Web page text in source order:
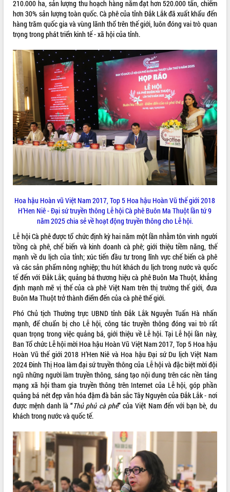
210.000 ha, sản lượng thu hoạch hàng năm đạt hơn 520.000 tấn, chiếm
hơn 30% sản lượng toàn quốc. Cà phê của tỉnh Đắk Lắk đã xuất khẩu đến
hàng trăm quốc gia và vùng lãnh thổ trên thế giới, luôn đóng vai trò quan
trọng trong phát triển kinh tế - xã hội của tỉnh.
Hoa hậu Hoàn vũ Việt Nam 2017, Top 5 Hoa hậu Hoàn Vũ thế giới 2018
H’Hen Niê - Đại sứ truyền thông Lễ hội Cà phê Buôn Ma Thuột lần tứ 9
năm 2025 chia sẻ về hoạt động truyền thông cho Lễ hội.
Lễ hội Cà phê được tổ chức định kỳ hai năm một lần nhằm tôn vinh người
trồng cà phê, chế biến và kinh doanh cà phê; giới thiệu tiềm năng, thế
mạnh về du lịch của tỉnh; xúc tiến đầu tư trong lĩnh vực chế biến cà phê
và các sản phẩm nông nghiệp; thu hút khách du lịch trong nước và quốc
tế đến với Đắk Lắk; quảng bá thương hiệu cà phê Buôn Ma Thuột, khẳng
định mạnh mẽ vị thế của cà phê Việt Nam trên thị trường thế giới, đưa
Buôn Ma Thuột trở thành điểm đến của cà phê thế giới.
Phó Chủ tịch Thường trực UBND tỉnh Đắk Lắk Nguyễn Tuấn Hà nhấn
mạnh, để chuẩn bị cho Lễ hội, công tác truyền thông đóng vai trò rất
quan trọng trong việc quảng bá, giới thiệu về Lễ hội. Tại Lễ hội lần này,
Ban Tổ chức Lễ hội mời Hoa hậu Hoàn Vũ Việt Nam 2017, Top 5 Hoa hậu
Hoàn Vũ thế giới 2018 H’Hen Niê và Hoa hậu Đại sứ Du lịch Việt Nam
2024 Đinh Thị Hoa làm đại sứ truyền thông của Lễ hội và đặc biệt mời đội
ngũ những người làm truyền thông, sáng tạo nội dung trên các nền tảng
mạng xã hội tham gia truyền thông trên Internet của Lễ hội, góp phần
quảng bá nét đẹp văn hóa đậm đà bản sắc Tây Nguyên của Đắk Lắk - nơi
được mệnh danh là“Thủ phủ cà phê”của Việt Nam đến với bạn bè, du
khách trong nước và quốc tế.